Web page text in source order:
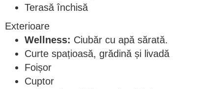
Terasă închisă
Exterioare
Wellness: Ciubăr cu apă sărată.
Curte spațioasă, grădină și livadă
Foișor
Cuptor